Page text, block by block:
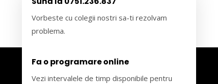
Vorbeste cu colegii nostri sa-ti rezolvam
problema.
Fa o programare online
Vezi intervalele de timp disponibile pentru